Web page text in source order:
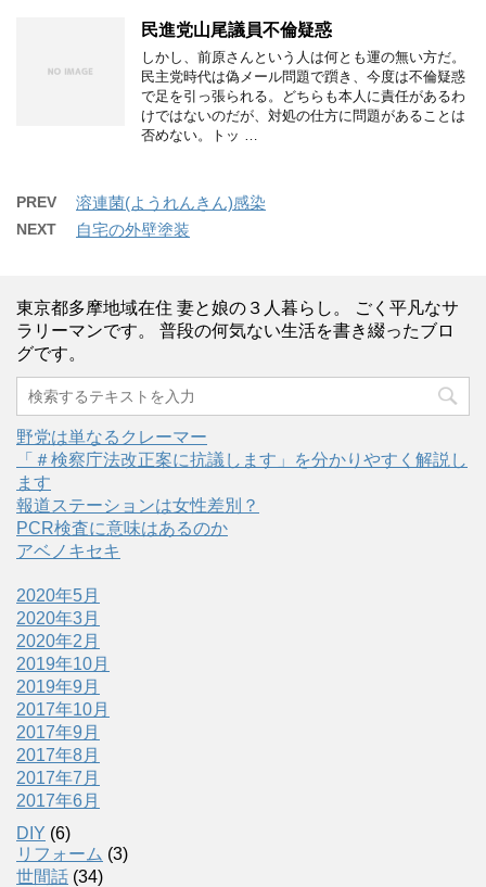
民進党山尾議員不倫疑惑
しかし、前原さんという人は何とも運の無い方だ。
民主党時代は偽メール問題で躓き、今度は不倫疑惑
で足を引っ張られる。どちらも本人に責任があるわ
けではないのだが、対処の仕方に問題があることは
否めない。トッ …
PREV 溶連菌(ようれんきん)感染
NEXT 自宅の外壁塗装
東京都多摩地域在住 妻と娘の３人暮らし。 ごく平凡なサ
ラリーマンです。 普段の何気ない生活を書き綴ったブロ
グです。
野党は単なるクレーマー
「＃検察庁法改正案に抗議します」を分かりやすく解説し
ます
報道ステーションは女性差別？
PCR検査に意味はあるのか
アベノキセキ
2020年5月
2020年3月
2020年2月
2019年10月
2019年9月
2017年10月
2017年9月
2017年8月
2017年7月
2017年6月
DIY (6)
リフォーム (3)
世間話 (34)